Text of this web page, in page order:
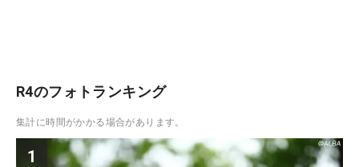
R4のフォトランキング
集計に時間がかかる場合があります。
1